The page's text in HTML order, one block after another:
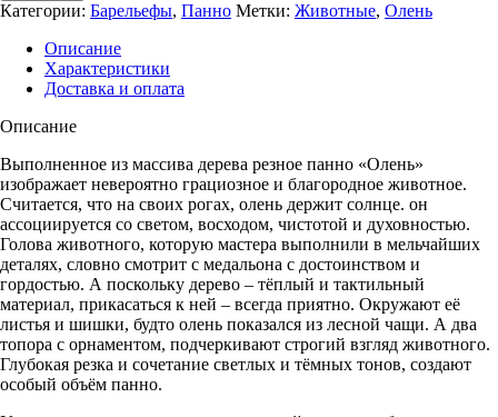
Категории: Барельефы, Панно Метки: Животные, Олень
Описание
Характеристики
Доставка и оплата
Описание
Выполненное из массива дерева резное панно «Олень»
изображает невероятно грациозное и благородное животное.
Считается, что на своих рогах, олень держит солнце. он
ассоциируется со светом, восходом, чистотой и духовностью.
Голова животного, которую мастера выполнили в мельчайших
деталях, словно смотрит с медальона с достоинством и
гордостью. А поскольку дерево – тёплый и тактильный
материал, прикасаться к ней – всегда приятно. Окружают её
листья и шишки, будто олень показался из лесной чащи. А два
топора с орнаментом, подчеркивают строгий взгляд животного.
Глубокая резка и сочетание светлых и тёмных тонов, создают
особый объём панно.